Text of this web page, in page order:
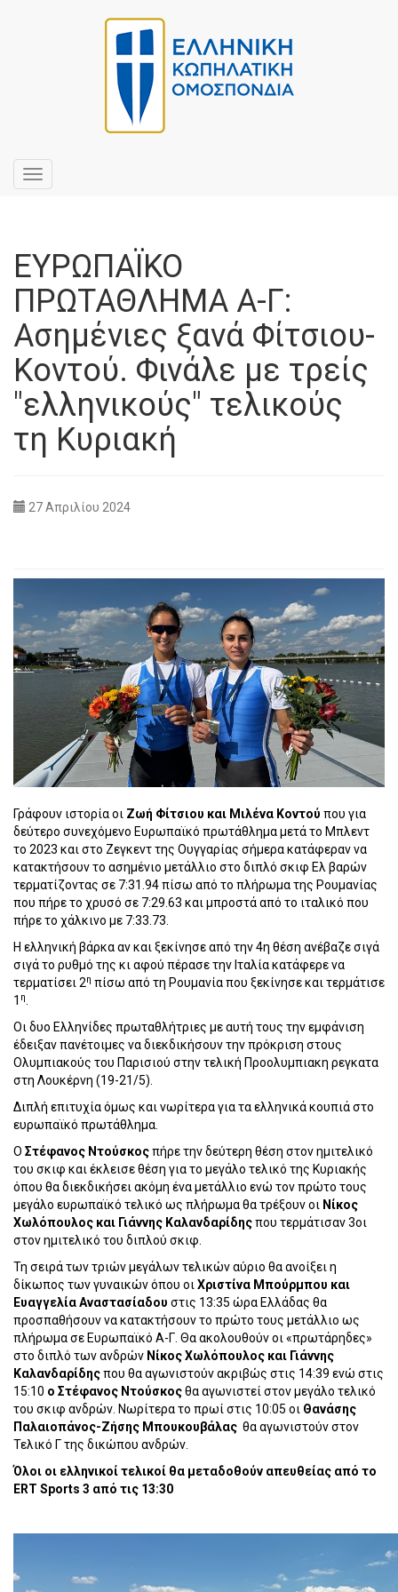
Toggle
navigation
ΕΥΡΩΠΑΪΚΟ
ΠΡΩΤΑΘΛΗΜΑ Α-Γ:
Ασημένιες ξανά Φίτσιου-
Κοντού. Φινάλε με τρείς
"ελληνικούς" τελικούς
τη Κυριακή
27 Απριλίου 2024
Γράφουν ιστορία οι Ζωή Φίτσιου και Μ ιλένα Κοντού που για
δεύτερο συνεχόμενο Ευρωπαϊκό πρωτάθλημα μετά το Μπλεντ
το 2023 και στο Ζεγκεντ της Ουγγαρίας σήμερα κατάφεραν να
κατακτήσουν το ασημένιο μετάλλιο στο διπλό σκιφ Ελ βαρών
τερματίζοντας σε 7:31.94 πίσω από το πλήρωμα της Ρουμανίας
που πήρε το χρυσό σε 7:29.63 και μπροστά από το ιταλικό που
πήρε το χάλκινο με 7:33.73.
Η ελληνική βάρκα αν και ξεκίνησε από την 4η θέση ανέβαζε σιγά
σιγά το ρυθμό της κι αφού πέρασε την Ιταλία κατάφερε να
τερματίσει 2η πίσω από τη Ρουμανία που ξεκίνησε και τερμάτισε
1 η
Οι δυο Ελληνίδες πρωταθλήτριες με αυτή τους την εμφάνιση
έδειξαν πανέτοιμες να διεκδικήσουν την πρόκριση στους
Ολυμπιακούς του Παρισιού στην τελική Προολυμπιακη ρεγκατα
στη Λουκέρνη (19-21/5).
Διπλή επιτυχία όμως και νωρίτερα για τα ελληνικά κουπιά στο
ευρωπαϊκό πρωτάθλημα.
Ο Στέφανος Ντούσκοςπήρε την δεύτερη θέση στον ημιτελικό
του σκιφ και έκλεισε θέση για το μεγάλο τελικό της Κυριακής
όπου θα διεκδικήσει ακόμη ένα μετάλλιο ενώ τον πρώτο τους
μεγάλο ευρωπαϊκό τελικό ως πλήρωμα θα τρέξουν οι Ν ίκος
Χωλόπουλος και Γιάννης Καλανδαρίδηςπου τερμάτισαν 3οι
στον ημιτελικό του διπλού σκιφ.
Τη σειρά των τριών μεγάλων τελικών αύριο θα ανοίξει η
δίκωπος των γυναικών όπου οι Χριστίνα Μπούρμπου και
Ευαγγελία Αναστασίαδου στις 13:35 ώρα Ελλάδας θα
προσπαθήσουν να κατακτήσουν το πρώτο τους μετάλλιο ως
πλήρωμα σε Ευρωπαϊκό Α-Γ. Θα ακολουθούν οι «πρωτάρηδες»
στο διπλό των ανδρών Νίκος Χωλόπουλος και Γιάννης
Καλανδαρίδηςπου θα αγωνιστούν ακριβώς στις 14:39 ενώ στις
15:10 ο Στέφανος Ντούσκοςθα αγωνιστεί στον μεγάλο τελικό
του σκιφ ανδρών. Νωρίτερα το πρωί στις 10:05 οι Θανάσης
Παλαιοπάνος-Ζήσης Μπουκουβάλας θα αγωνιστούν στον
Τελικό Γ της δικώπου ανδρών.
Όλοι οι ελληνικοί τελικοί θα μεταδοθούν απευθείας από το
ERT Sports 3 από τις 13:30